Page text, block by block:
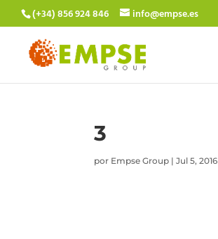
(+34) 856 924 846 info@empse.es
3
por Empse Group |Jul 5, 2016